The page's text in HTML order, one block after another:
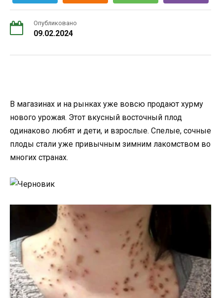
Опубликовано
09.02.2024
В магазинах и на рынках уже вовсю продают хурму
нового урожая. Этот вкусный восточный плод
одинаково любят и дети, и взрослые. Спелые, сочные
плоды стали уже привычным зимним лакомством во
многих странах.